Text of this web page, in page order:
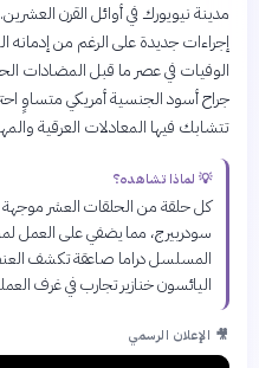
مدينة نيويورك في أوائل القرن
إجراءات جديدة على الرغم من إدمانه
الوفيات في عصر ما قبل المضادات
جراح أسود الجنسية أمريكي متساوٍ
تتشابك فيها المعادلات العرقية
💡 لماذا تشاهده؟
كل حلقة من الحلقات العشر
سودربيرج، مما يضفي على العمل
المسلسل دراما صاعقة تكشف
اليائسون خنازير تجارب في غرف
🎥 الإعلان الرسمي